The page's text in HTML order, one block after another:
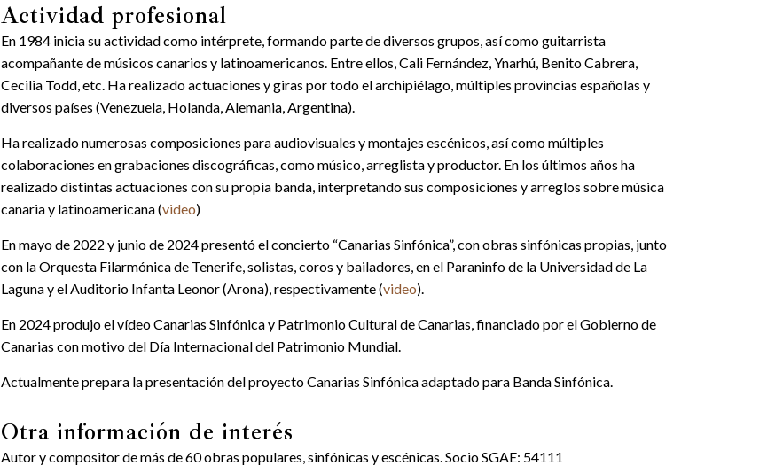
Actividad profesional
En 1984 inicia su actividad como intérprete, formando parte de diversos grupos, así como guitarrista
acompañante de músicos canarios y latinoamericanos. Entre ellos, Cali Fernández, Ynarhú, Benito Cabrera,
Cecilia Todd, etc. Ha realizado actuaciones y giras por todo el archipiélago, múltiples provincias españolas y
diversos países (Venezuela, Holanda, Alemania, Argentina).
Ha realizado numerosas composiciones para audiovisuales y montajes escénicos, así como múltiples
colaboraciones en grabaciones discográficas, como músico, arreglista y productor. En los últimos años ha
realizado distintas actuaciones con su propia banda, interpretando sus composiciones y arreglos sobre música
canaria y latinoamericana (video)
En mayo de 2022 y junio de 2024 presentó el concierto “Canarias Sinfónica”, con obras sinfónicas propias, junto
con la Orquesta Filarmónica de Tenerife, solistas, coros y bailadores, en el Paraninfo de la Universidad de La
Laguna y el Auditorio Infanta Leonor (Arona), respectivamente (video).
En 2024 produjo el vídeo Canarias Sinfónica y Patrimonio Cultural de Canarias, financiado por el Gobierno de
Canarias con motivo del Día Internacional del Patrimonio Mundial.
Actualmente prepara la presentación del proyecto Canarias Sinfónica adaptado para Banda Sinfónica.
Otra información de interés
Autor y compositor de más de 60 obras populares, sinfónicas y escénicas. Socio SGAE: 54111